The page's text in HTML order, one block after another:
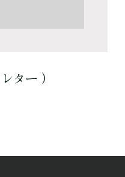
ター ）